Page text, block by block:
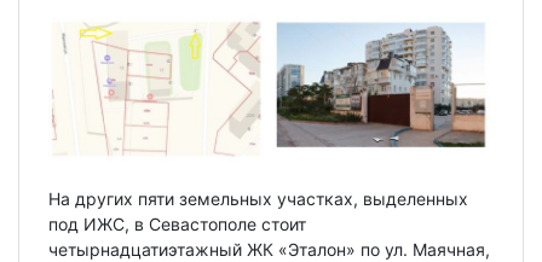
На других пяти земельных участках, выделенных
под ИЖС, в Севастополе стоит
четырнадцатиэтажный ЖК «Эталон» по ул. Маячная,